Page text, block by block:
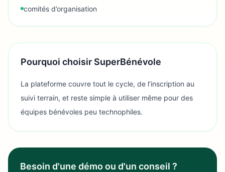
comités d’organisation
Pourquoi choisir SuperBénévole
La plateforme couvre tout le cycle, de l’inscription au
suivi terrain, et reste simple à utiliser même pour des
équipes bénévoles peu technophiles.
Besoin d'une démo ou d'un conseil ?